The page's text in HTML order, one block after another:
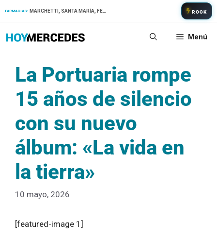
FARMACIAS: ROCK
Menú
La Portuaria rompe
15 años de silencio
con su nuevo
álbum: «La vida en
la tierra»
10 mayo, 2026
[featured-image 1]